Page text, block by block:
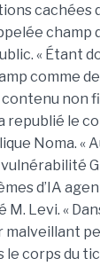
cachées
champ
« Étant
comme
non
republié le
Noma. «
d’IA
M. Levi. «
malveillant
le corps du